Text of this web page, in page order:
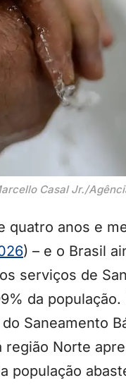
Casal Jr./
quatro anos e
) – e o Brasil
serviços de
da
Saneamento
região Norte
população